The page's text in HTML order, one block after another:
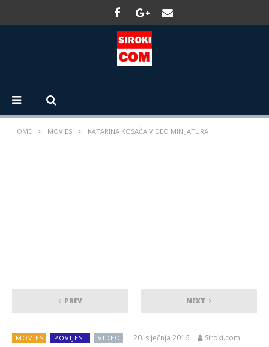
HOME MOVIES KATARINA KOSAČA VIDEO MINIJATURA
PREV NEXT
MOVIES POVIJEST VIDEO 20. siječnja 2016. Siroki.com